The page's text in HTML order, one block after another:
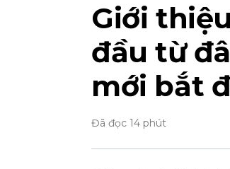
Giới
đầu từ
mới bắt
Đã đọc 14 phút